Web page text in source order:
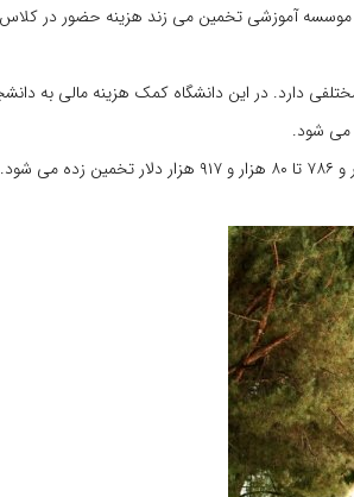
موسسه آموزشی تخمین می زند هزینه حضور در
دارد. در این دانشگاه کمک هزینه مالی به
می شود.